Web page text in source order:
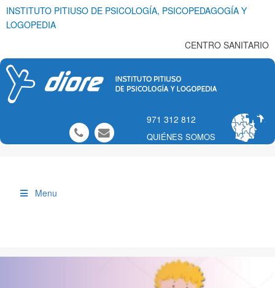
INSTITUTO PITIUSO DE PSICOLOGÍA, PSICOPEDAGOGÍA Y
LOGOPEDIA
CENTRO SANITARIO
971 312 812
QUIÉNES SOMOS
Menu